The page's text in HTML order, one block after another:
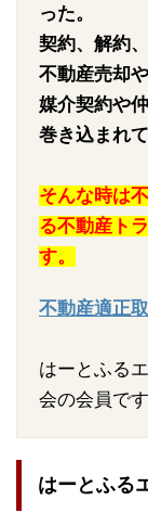
った。
契約、解約
不動産売却
媒介契約や
巻き込まれ
そんな時は
る不動産ト
す。
不動産適正
はーとふる
会の会員です
はーとふる